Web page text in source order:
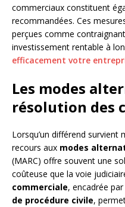
commerciaux constituent
recommandées. Ces
perçues comme
investissement rentable à
efficacement votre
Les modes
résolution des
Lorsqu’un différend survient
recours aux modes
(MARC) offre souvent une
coûteuse que la voie
commerciale, encadrée
de procédure civile,